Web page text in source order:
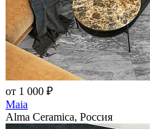
от 1 000 ₽
Maia
Alma Ceramica, Россия